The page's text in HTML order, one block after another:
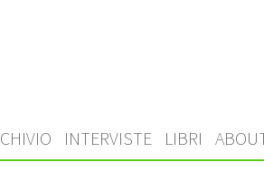
INTERVISTE LIBRI